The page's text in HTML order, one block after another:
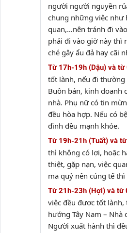
người người nguyền
chung những việc như
quan,…nên tránh đi
phải đi vào giờ này thì
ché gây ẩu đả hay cãi
Từ 17h-19h (Dậu) và
tốt lành, nếu đi
Buôn bán, kinh doanh
nhà. Phụ nữ có tin
đều hòa hợp. Nếu có
đình đều mạnh khỏe.
Từ 19h-21h (Tuất) và
thì không có lợi, hoặc
thiệt, gặp nạn, việc
ma quỷ nên cúng tế thì
Từ 21h-23h (Hợi) và từ
việc đều được tốt
hướng Tây Nam – Nhà
Người xuất hành thì